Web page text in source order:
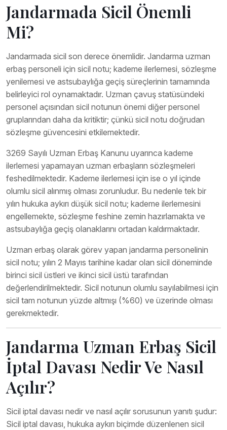
Jandarmada Sicil Önemli
Mi?
Jandarmada sicil son derece önemlidir. Jandarma uzman
erbaş personeli için sicil notu; kademe ilerlemesi, sözleşme
yenilemesi ve astsubaylığa geçiş süreçlerinin tamamında
belirleyici rol oynamaktadır. Uzman çavuş statüsündeki
personel açısından sicil notunun önemi diğer personel
gruplarından daha da kritiktir; çünkü sicil notu doğrudan
sözleşme güvencesini etkilemektedir.
3269 Sayılı Uzman Erbaş Kanunu uyarınca kademe
ilerlemesi yapamayan uzman erbaşların sözleşmeleri
feshedilmektedir. Kademe ilerlemesi için ise o yıl içinde
olumlu sicil alınmış olması zorunludur. Bu nedenle tek bir
yılın hukuka aykırı düşük sicil notu; kademe ilerlemesini
engellemekte, sözleşme feshine zemin hazırlamakta ve
astsubaylığa geçiş olanaklarını ortadan kaldırmaktadır.
Uzman erbaş olarak görev yapan jandarma personelinin
sicil notu; yılın 2 Mayıs tarihine kadar olan sicil döneminde
birinci sicil üstleri ve ikinci sicil üstü tarafından
değerlendirilmektedir. Sicil notunun olumlu sayılabilmesi için
sicil tam notunun yüzde altmışı (%60) ve üzerinde olması
gerekmektedir.
Jandarma Uzman Erbaş Sicil
İptal Davası Nedir Ve Nasıl
Açılır?
Sicil iptal davası nedir ve nasıl açılır sorusunun yanıtı şudur:
Sicil iptal davası, hukuka aykırı biçimde düzenlenen sicil